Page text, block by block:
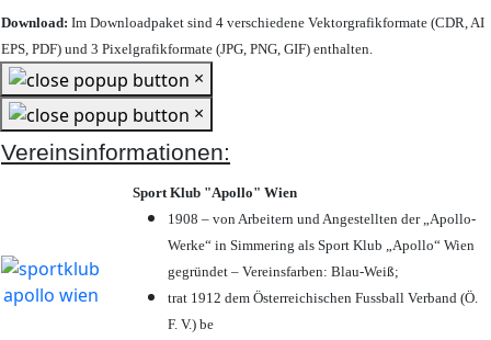
Download: Im Downloadpaket sind 4 verschiedene Vektorgrafikformate (CDR, AI
EPS, PDF) und 3 Pixelgrafikformate (JPG, PNG, GIF) enthalten.
×
×
Vereinsinformationen:
Sport Klub "Apollo" Wien
1908 – von Arbeitern und Angestellten der „Apollo-
Werke“ in Simmering als Sport Klub „Apollo“ Wien
gegründet – Vereinsfarben: Blau-Weiß;
trat 1912 dem Österreichischen Fussball Verband (Ö.
F. V.) be